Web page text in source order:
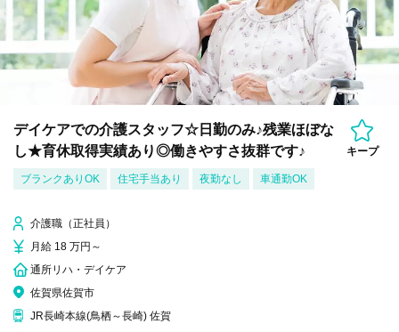
デイケアでの介護スタッフ☆日勤のみ♪残業ほぼな
し★育休取得実績あり◎働きやすさ抜群です♪
キープ
ブランクありOK 住宅手当あり 夜勤なし 車通勤OK
介護職（正社員）
月給 18 万円～
通所リハ・デイケア
佐賀県佐賀市
JR長崎本線(鳥栖～長崎) 佐賀